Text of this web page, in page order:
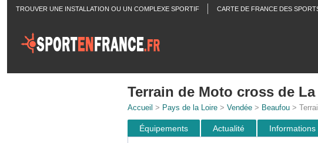
TROUVER UNE INSTALLATION OU UN COMPLEXE SPORTIF CARTE DE FRANCE DES
Terrain de Moto cross de
Accueil > Pays de la Loire> Vendée> Beaufou>
Équipements Actualité Informations